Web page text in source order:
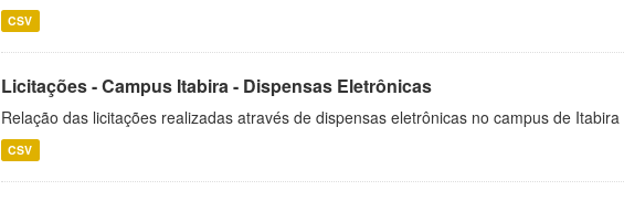
CSV
Licitações - Campus Itabira - Dispensas Eletrônicas
Relação das licitações realizadas através de dispensas eletrônicas no campus de Itabira
CSV